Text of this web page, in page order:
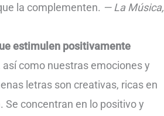
la complementen. — La Música,
estimulen positivamente
como nuestras emociones y
letras son creativas, ricas en
Se concentran en lo positivo y